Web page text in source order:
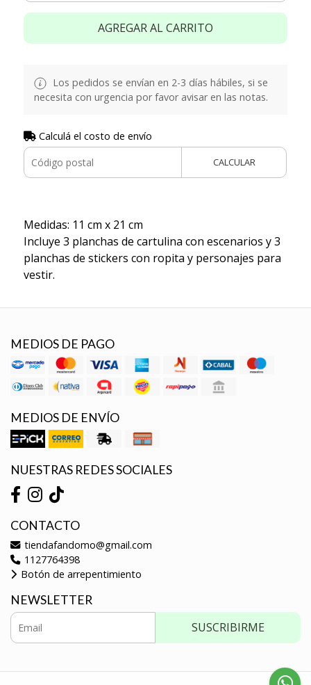
AGREGAR AL CARRITO
Los pedidos se envían en 2-3 días hábiles, si se
necesita con urgencia por favor avisar en las notas.
Calculá el costo de envío
CALCULAR
Medidas: 11 cm x 21 cm
Incluye 3 planchas de cartulina con escenarios y 3
planchas de stickers con ropita y personajes para
vestir.
MEDIOS DE PAGO
MEDIOS DE ENVÍO
NUESTRAS REDES SOCIALES
CONTACTO
tiendafandomo@gmail.com
1127764398
Botón de arrepentimiento
NEWSLETTER
SUSCRIBIRME